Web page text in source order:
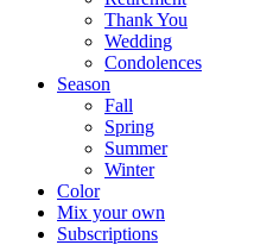
Thank You
Wedding
Condolences
Season
Fall
Spring
Summer
Winter
Color
Mix your own
Subscriptions